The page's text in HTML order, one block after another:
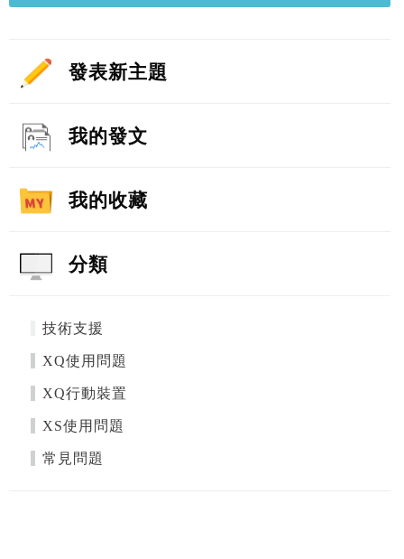
發表新主題
我的發文
我的收藏
分類
技術支援
XQ使用問題
XQ行動裝置
XS使用問題
常見問題